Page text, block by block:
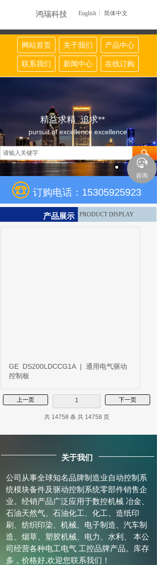
鸿瑞科技 English 简体中文
网站首页 关于我们 产品中心
联系我们 新闻中心 在线订购
精益求精 追求**
pursuit of excellence excellence
订购电话：15305925923
PRODUCT DISPLAY
产品展示
GE DS200LDCCG1A | 通用电气驱动
控制板
上一页 1 下一页
共 14758 条 共 14758 页
关于我们
公司从事全球知名品牌制造业自动控制系
统模块备件及驱动控制系统零部件销售企
业。经销产品广泛应用于数控机械 冶金、
石油天然气、石油化工、化工、造纸印
刷、纺织印染、机械、电子制造、汽车制
造、烟草、塑胶机械、电力、水利、 本公
司经营各种电工电气 工控品牌产品。库存
多，价格好,欢迎您联系我们！
咨询